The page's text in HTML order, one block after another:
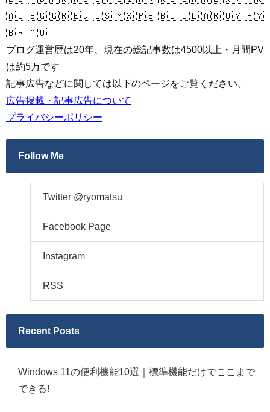
🇦🇱 🇧🇬 🇬🇷 🇪🇬 🇺🇸 🇲🇽 🇵🇪 🇧🇴 🇨🇱 🇦🇷 🇺🇾 🇵🇾
🇧🇷 🇦🇺
ブログ運営歴は20年、現在の総記事数は4500以上・月間PV
は約5万です
記事広告などに関しては以下のページをご覧ください。
広告掲載・記事広告について
プライバシーポリシー
Follow Me
Twitter @ryomatsu
Facebook Page
Instagram
RSS
Recent Posts
Windows 11の便利機能10選｜標準機能だけでここまで
できる!